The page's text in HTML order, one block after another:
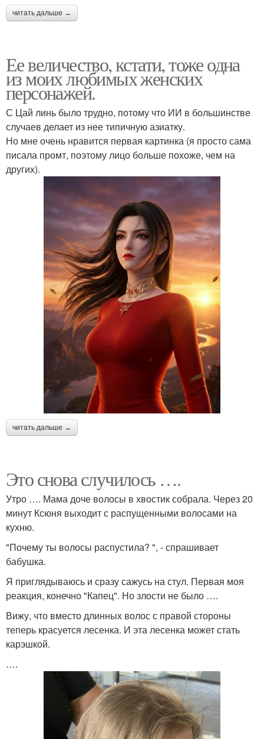
читать дальше →
Ее величество, кстати, тоже одна
из моих любимых женских
персонажей.
С Цай линь было трудно, потому что ИИ в большинстве
случаев делает из нее типичную азиатку.
Но мне очень нравится первая картинка (я просто сама
писала промт, поэтому лицо больше похоже, чем на
других).
читать дальше →
Это снова случилось ….
Утро …. Мама доче волосы в хвостик собрала. Через 20
минут Ксюня выходит с распущенными волосами на
кухню.
"Почему ты волосы распустила? ", - спрашивает
бабушка.
Я приглядываюсь и сразу сажусь на стул. Первая моя
реакция, конечно "Капец". Но злости не было ….
Вижу, что вместо длинных волос с правой стороны
теперь красуется лесенка. И эта лесенка может стать
карэшкой.
….